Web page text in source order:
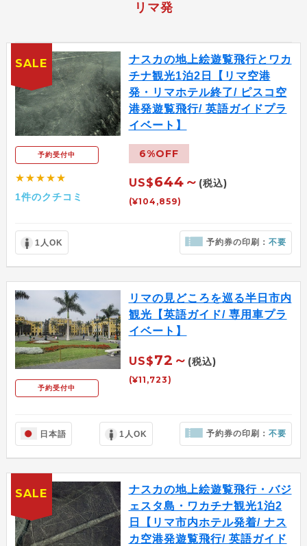
リマ発
予約受付中
★★★★★
1件のクチコミ
ナスカの地上絵遊覧飛行とワカ
チナ観光1泊2日【リマ空港
発・リマホテル終了/ ピスコ空
港発遊覧飛行/ 英語ガイドプラ
イベート】
6%OFF
US$644～ (税込)
(¥104,859)
1人OK 予約券の印刷：不要
SALE
予約受付中
リマの見どころを巡る半日市内
観光【英語ガイド/ 専用車プラ
イベート】
US$72～ (税込)
(¥11,723)
日本語 1人OK 予約券の印刷：不要
ナスカの地上絵遊覧飛行・バジ
ェスタ島・ワカチナ観光1泊2
日【リマ市内ホテル発着/ ナス
カ空港発遊覧飛行/ 英語ガイド
SALE